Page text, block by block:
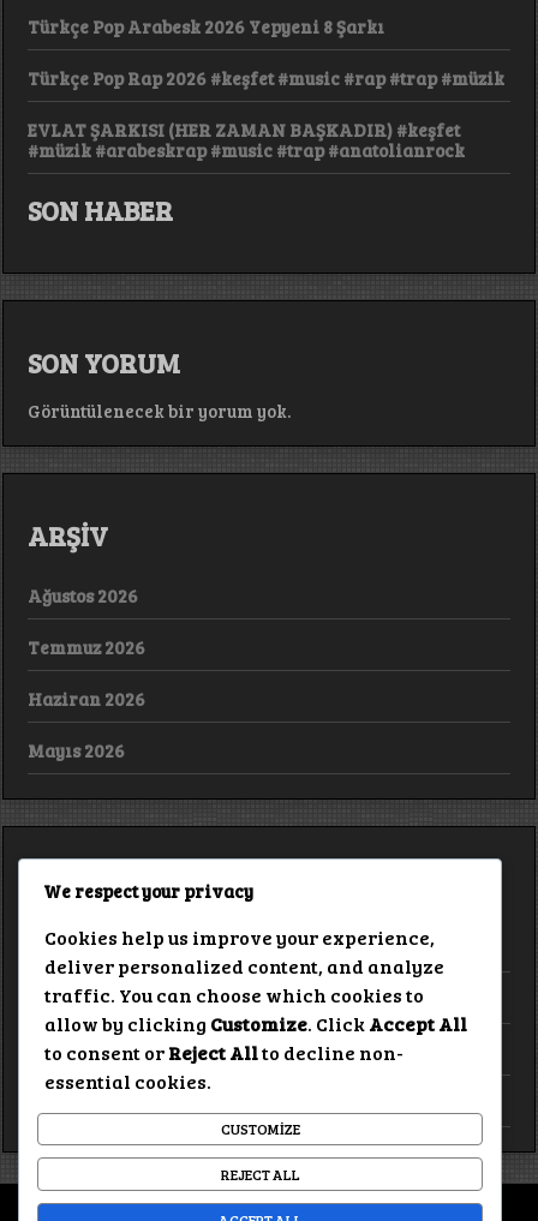
Türkçe Pop Arabesk 2026 Yepyeni 8 Şarkı
Türkçe Pop Rap 2026 #keşfet #music #rap #trap #müzik
EVLAT ŞARKISI (HER ZAMAN BAŞKADIR) #keşfet
#müzik #arabeskrap #music #trap #anatolianrock
SON HABER
SON YORUM
Görüntülenecek bir yorum yok.
ARŞİV
Ağustos 2026
Temmuz 2026
Haziran 2026
Mayıs 2026
KATAGORİ
HABERLER
MÜZİK KLİPLERİ
VİDEOLAR
We respect your privacy
Cookies help us improve your experience,
deliver personalized content, and analyze
traffic. You can choose which cookies to
allow by clicking Customize. ClickAccept All
to consent orReject Allto decline non-
essential cookies.
CUSTOMIZE
REJECT ALL